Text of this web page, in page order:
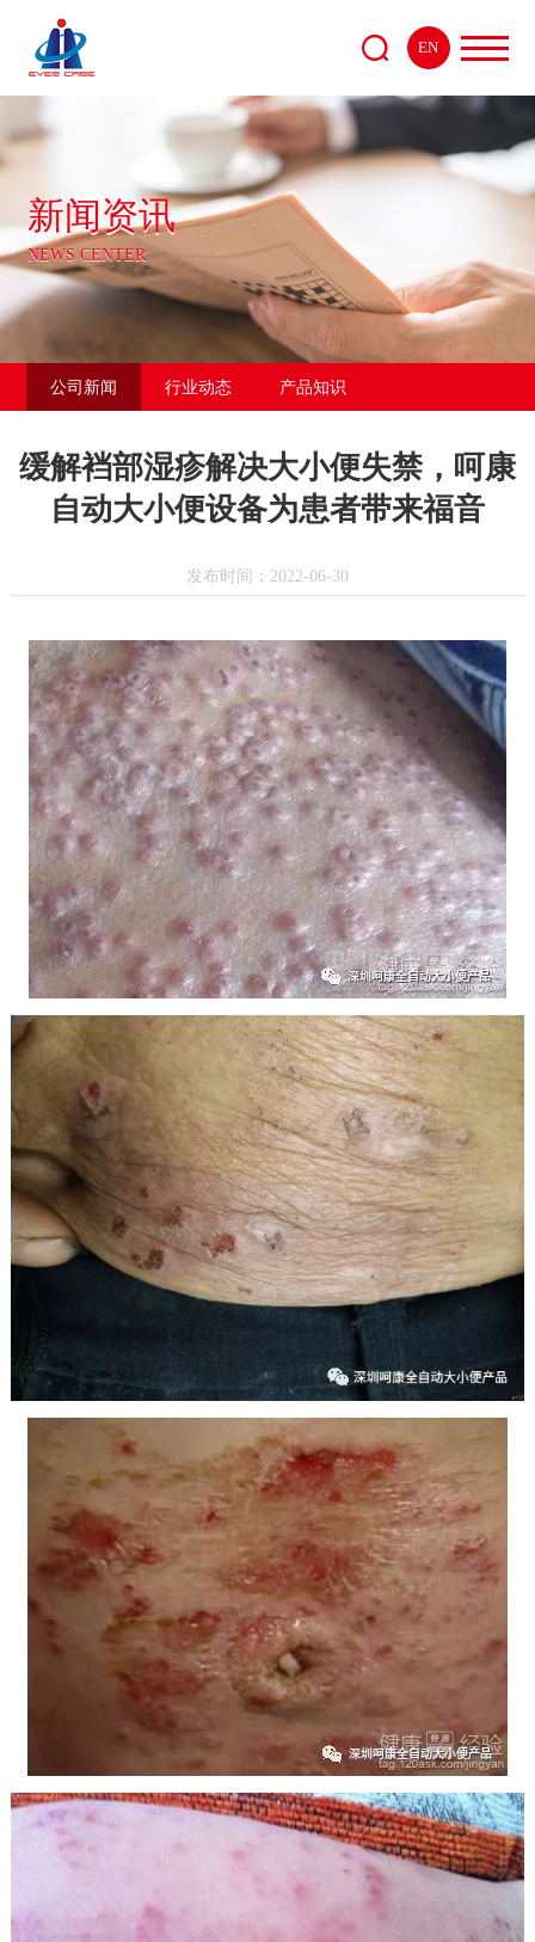
EN
新闻资讯
NEWS CENTER
公司新闻 行业动态 产品知识
缓解裆部湿疹解决大小便失禁，呵康
自动大小便设备为患者带来福音
发布时间：2022-06-30